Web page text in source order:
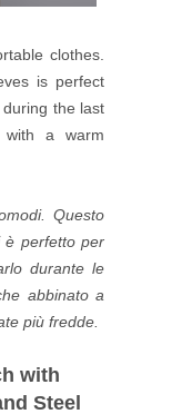
clothes.
is perfect
the last
with a warm
Questo
è perfetto per
durante le
abbinato a
più fredde.
with
Steel